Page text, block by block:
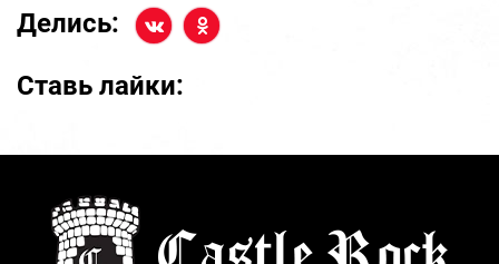
Делись:
Ставь лайки: